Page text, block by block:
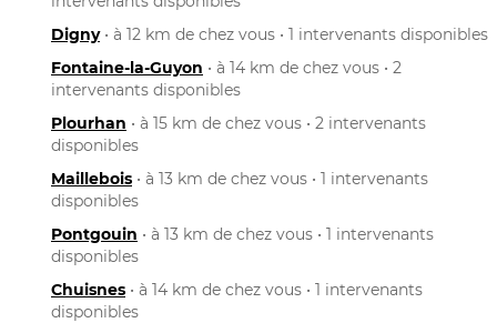
Digny• à 12 km de chez vous • 1 intervenants disponibles
Fontaine-la-Guyon • à 14 km de chez vous • 2
intervenants disponibles
Plourhan • à 15 km de chez vous • 2 intervenants
disponibles
Maillebois • à 13 km de chez vous • 1 intervenants
disponibles
Pontgouin • à 13 km de chez vous • 1 intervenants
disponibles
Chuisnes • à 14 km de chez vous • 1 intervenants
disponibles